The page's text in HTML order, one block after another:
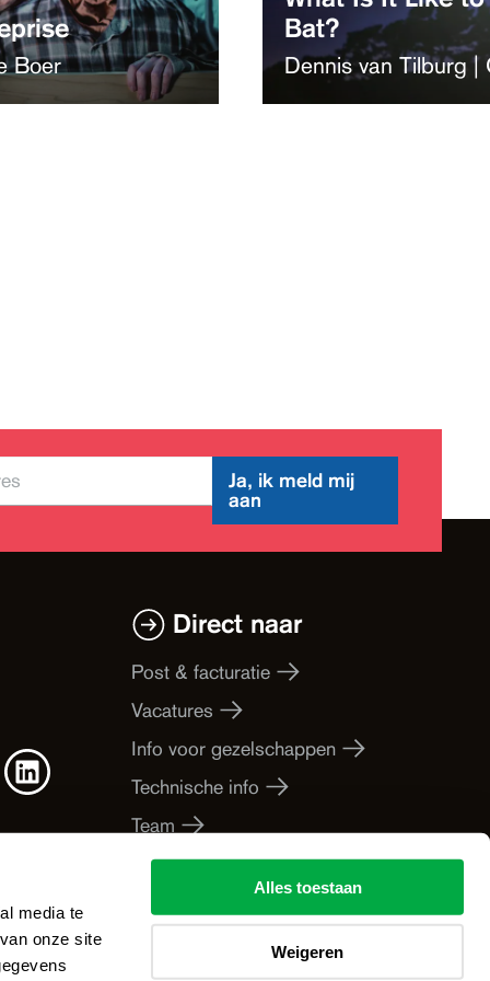
media te
onze site
Alles toestaan
Weigeren
Boer
Bat?
Dennis van Tilburg |
Ja, ik meld mij
aan
Direct naar
Post & facturatie
Vacatures
Info voor gezelschappen
Technische info
Team
Businesspartners
De Werkplaats